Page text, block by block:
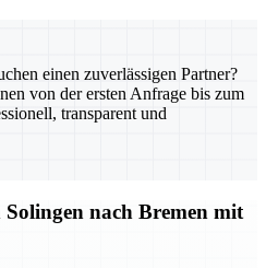
einen zuverlässigen Partner?
von der ersten Anfrage bis zum
transparent und
nach Bremen mit